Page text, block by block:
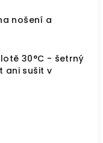
nošení a
30°C - šetrný
ani sušit v